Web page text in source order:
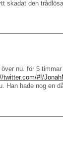
skadat den
nu. för 5
twitter.com/#!/
Han hade nog en